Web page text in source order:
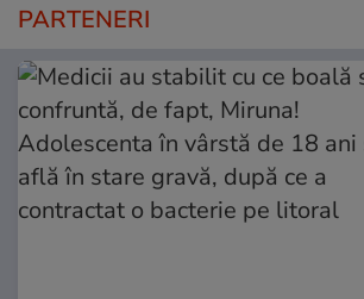
PARTENERI